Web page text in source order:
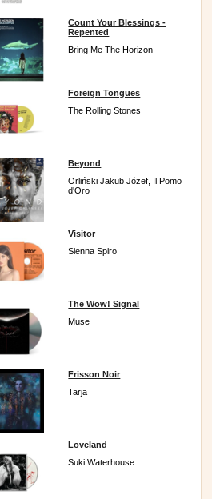
Count Your Blessings -
Repented
Bring Me The Horizon
Foreign Tongues
The Rolling Stones
Beyond
Orliński Jakub Józef, Il Pomo
d'Oro
Visitor
Sienna Spiro
The Wow! Signal
Muse
Frisson Noir
Tarja
Loveland
Suki Waterhouse